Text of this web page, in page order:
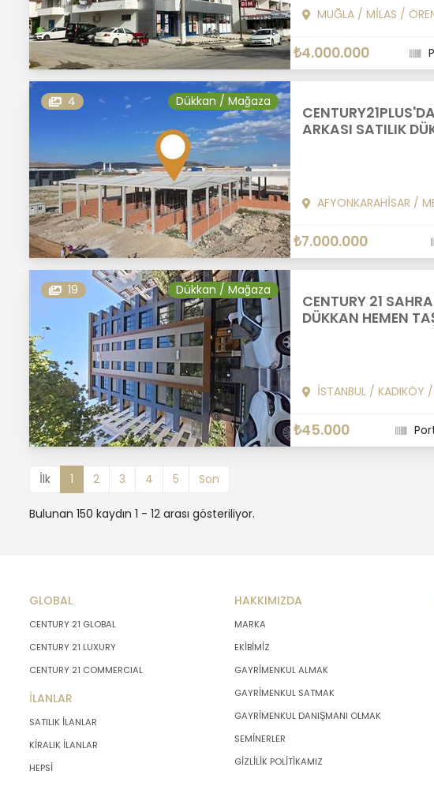
MUĞLA/ MİLAS /
₺4.000.000
4 Dükkan / Mağaza
ARKASI SATILIK
AFYONKARAHİSAR /
₺7.000.000
19 Dükkan / Mağaza
CENTURY 21
DÜKKAN HEMEN
İSTANBUL/ KADIKÖY /
₺45.000
İlk 1 2 3 4 5 Son
Bulunan 150 kaydın 1 - 12 arası gösteriliyor.
GLOBAL
CENTURY 21 GLOBAL
CENTURY 21 LUXURY
CENTURY 21 COMMERCIAL
İLANLAR
SATILIK İLANLAR
KİRALIK İLANLAR
HEPSİ
HAKKIMIZDA
MARKA
EKİBİMİZ
GAYRİMENKUL ALMAK
GAYRİMENKUL SATMAK
GAYRİMENKUL DANIŞMANI OLMAK
SEMİNERLER
GİZLİLİK POLİTİKAMIZ